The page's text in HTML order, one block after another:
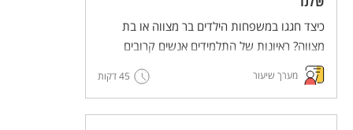
כיצד חגגו במשפחות הילדים בר מצווה או בת
מצווה? ראיונות של התלמידים אנשים קרובים
אליהם יסייעו לנו להרחיב ולהכיר את הדרכים
השונות לציון החגיגה ואת הדמיון וההבדל בינם
מערך שיעור 45 דקות